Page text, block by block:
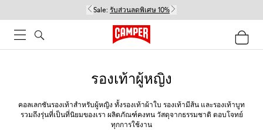
Sale: รับส่วนลดพิเศษ 10%
รองเท้าผู้หญิง
คอลเลกชันรองเท้าสำหรับผู้หญิง ทั้งรองเท้าผ้าใบ รองเท้ามีส้น และรองเท้าบูท
รวมถึงรุ่นที่เป็นที่นิยมของเรา ผลิตภัณฑ์คงทน วัสดุจากธรรมชาติ ตอบโจทย์
ทุกการใช้งาน